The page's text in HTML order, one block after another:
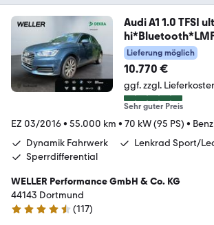
Audi A1 1.0 TFSI
Lieferung möglich
10.770 €
ggf. zzgl.
Sehr guter Preis
EZ 03/2016• 55.000 km • 70 kW (95 PS) •
Dynamik Fahrwerk
Lenkrad Sport/
Sperrdifferential
WELLER Performance GmbH & Co. KG
44143 Dortmund
4.6 Sterne
(117)